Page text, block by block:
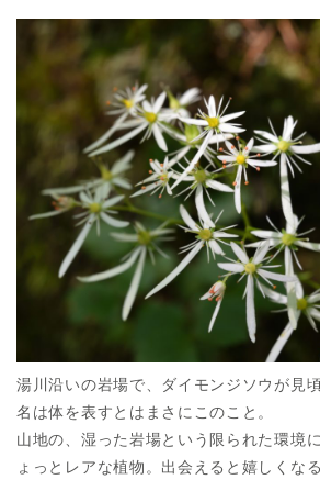
湯川沿いの岩場で、ダイモンジソウが見
名は体を表すとはまさにこのこと。
山地の、湿った岩場という限られた環境
ょっとレアな植物。出会えると嬉しくな